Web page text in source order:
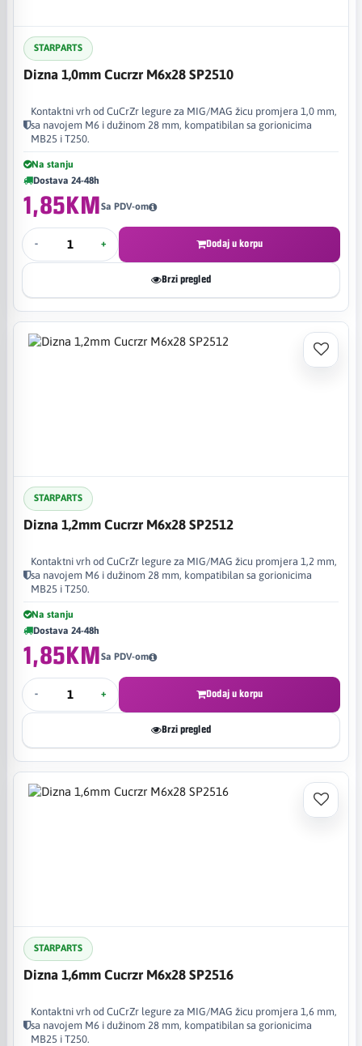
STARPARTS
Dizna 1,0mm Cucrzr M6x28 SP2510
Kontaktni vrh od CuCrZr legure za MIG/MAG žicu promjera 1,0 mm,
sa navojem M6 i dužinom 28 mm, kompatibilan sa gorionicima
MB25 i T250.
Na stanju
Dostava 24-48h
1,85KMSa PDV-om
- + Dodaj u korpu
Brzi pregled
STARPARTS
Dizna 1,2mm Cucrzr M6x28 SP2512
Kontaktni vrh od CuCrZr legure za MIG/MAG žicu promjera 1,2 mm,
sa navojem M6 i dužinom 28 mm, kompatibilan sa gorionicima
MB25 i T250.
Na stanju
Dostava 24-48h
1,85KMSa PDV-om
- + Dodaj u korpu
Brzi pregled
STARPARTS
Dizna 1,6mm Cucrzr M6x28 SP2516
Kontaktni vrh od CuCrZr legure za MIG/MAG žicu promjera 1,6 mm,
sa navojem M6 i dužinom 28 mm, kompatibilan sa gorionicima
MB25 i T250.